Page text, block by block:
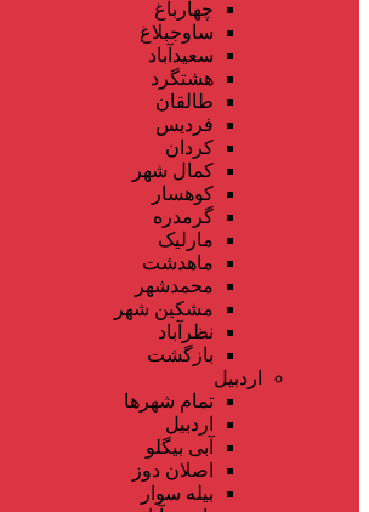
چهارباغ
ساوجبلاغ
سعیدآباد
هشتگرد
طالقان
فردیس
کردان
کمال شهر
کوهسار
گرمدره
مارلیک
ماهدشت
محمدشهر
مشکین شهر
نظرآباد
بازگشت
اردبیل
تمام شهر‌ها
اردبیل
آبی بیگلو
اصلان دوز
بیله سوار